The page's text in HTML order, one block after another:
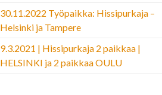
30.11.2022 Työpaikka: Hissipurkaja –
Helsinki ja Tampere
9.3.2021 | Hissipurkaja 2 paikkaa |
HELSINKI ja 2 paikkaa OULU